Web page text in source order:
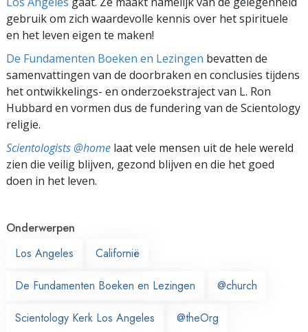
gebruik om zich waardevolle kennis over het spirituele
en het leven eigen te maken!
De Fundamenten Boeken en Lezingen bevatten de
samenvattingen van de doorbraken en conclusies tijdens
het ontwikkelings- en onderzoekstraject van L. Ron
Hubbard en vormen dus de fundering van de Scientology
religie.
Scientologists @home laat vele mensen uit de hele wereld
zien die veilig blijven, gezond blijven en die het goed
doen in het leven.
Onderwerpen
Los Angeles
Californië
De Fundamenten Boeken en Lezingen @church
Scientology Kerk Los Angeles @theOrg